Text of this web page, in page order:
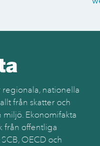
nationella
från skatter och
Ekonomifakta
från offentliga
OECD och